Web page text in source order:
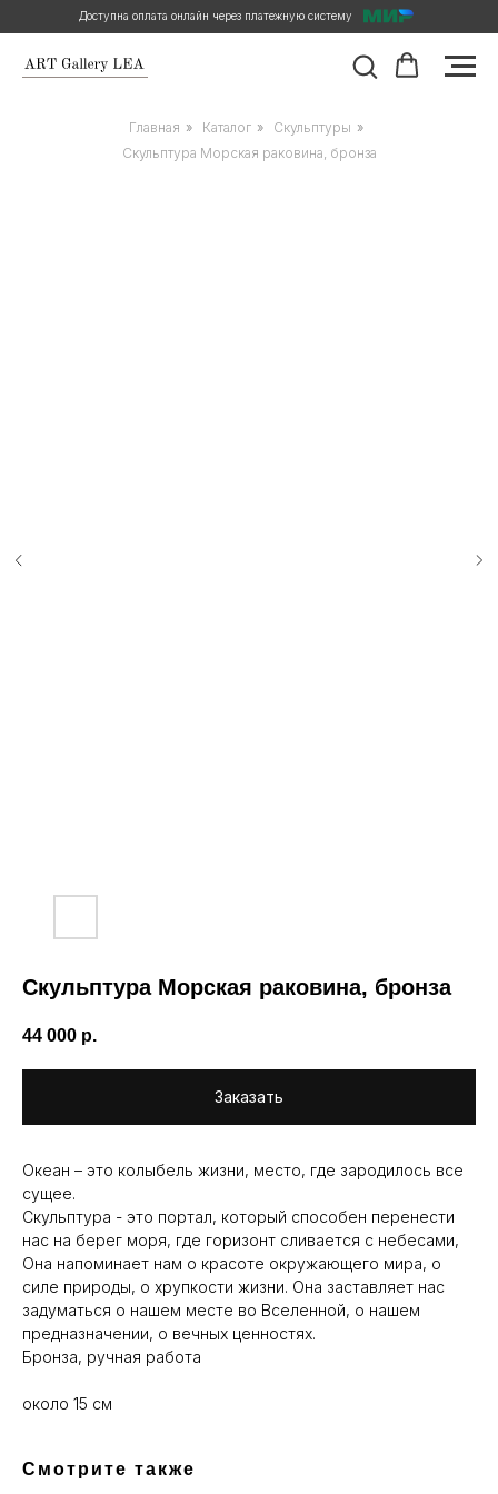
Доступна оплата онлайн через платежную систему
Главная » Каталог » Скульптуры »
Скульптура Морская раковина, бронза
Скульптура Морская раковина, бронза
44 000 р.
Заказать
Океан – это колыбель жизни, место, где зародилось все
сущее.
Скульптура - это портал, который способен перенести
нас на берег моря, где горизонт сливается с небесами,
Она напоминает нам о красоте окружающего мира, о
силе природы, о хрупкости жизни. Она заставляет нас
задуматься о нашем месте во Вселенной, о нашем
предназначении, о вечных ценностях.
Бронза, ручная работа
около 15 см
Смотрите также